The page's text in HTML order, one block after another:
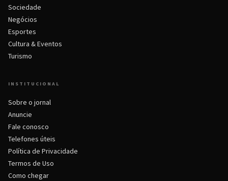
Sociedade
Negócios
Esportes
Cultura & Eventos
Turismo
INSTITUCIONAL
Sobre o jornal
Anuncie
Fale conosco
Telefones úteis
Política de Privacidade
Termos de Uso
Como chegar